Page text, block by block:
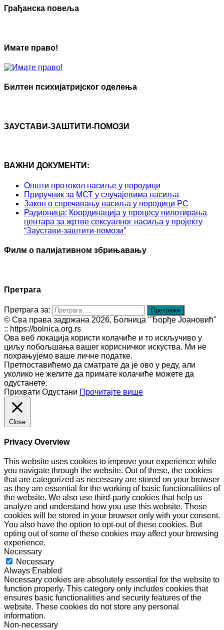
Грађанска повеља
Имате право!
Билтен психијатријског оделења
ЗАУСТАВИ-ЗАШТИТИ-ПОМОЗИ
ВАЖНИ ДОКУМЕНТИ:
Општи протокол насиље у породици
Приручник за МСТ у случајевима насиља
Закон о спречавању насиља у породици РС
Радионица: Координација у процесу пилотирања
центара за жртве сексуалног насиља у пројекту
“Заустави-заштити-помози”
Филм о палијативном збрињавању
Претрага
Претрага за:
© Сва права задржана 2026, Болница "Ђорђе Јоановић"
:: https://bolnica.org.rs
Ова веб локација користи колачиће и то искључиво у
циљу побољшања вашег корисничког искуства. Ми не
похрањујемо ваше личне податке.
Претпоставићемо да сматрате да је ово у реду, али
уколико не желите да примате колачиће можете да
одустанете.
Прихвати Одустани Прочитајте више
Close
Privacy Overview
This website uses cookies to improve your experience while
you navigate through the website. Out of these, the cookies
that are categorized as necessary are stored on your browser
as they are essential for the working of basic functionalities of
the website. We also use third-party cookies that help us
analyze and understand how you use this website. These
cookies will be stored in your browser only with your consent.
You also have the option to opt-out of these cookies. But
opting out of some of these cookies may affect your browsing
experience.
Necessary
Necessary
Always Enabled
Necessary cookies are absolutely essential for the website to
function properly. This category only includes cookies that
ensures basic functionalities and security features of the
website. These cookies do not store any personal
information.
Non-necessary